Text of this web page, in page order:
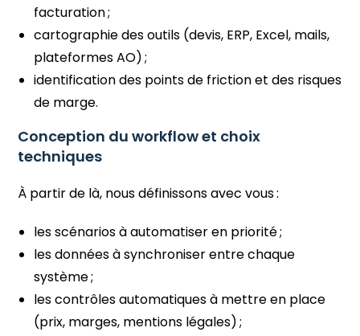
facturation ;
cartographie des outils (devis, ERP, Excel, mails,
plateformes AO) ;
identification des points de friction et des risques
de marge.
Conception du workflow et choix
techniques
À partir de là, nous définissons avec vous :
les scénarios à automatiser en priorité ;
les données à synchroniser entre chaque
système ;
les contrôles automatiques à mettre en place
(prix, marges, mentions légales) ;